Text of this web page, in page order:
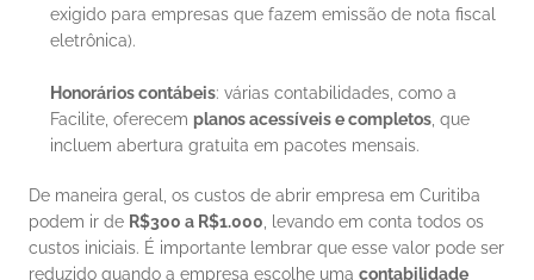
exigido para empresas que fazem emissão de nota fiscal
eletrônica).
Honorários contábeis: várias contabilidades, como a
Facilite, oferecem planos acessíveis e completos, que
incluem abertura gratuita em pacotes mensais.
De maneira geral, os custos de abrir empresa em Curitiba
podem ir de R$300 a R$1.000, levando em conta todos os
custos iniciais. É importante lembrar que esse valor pode ser
reduzido quando a empresa escolhe uma contabilidade